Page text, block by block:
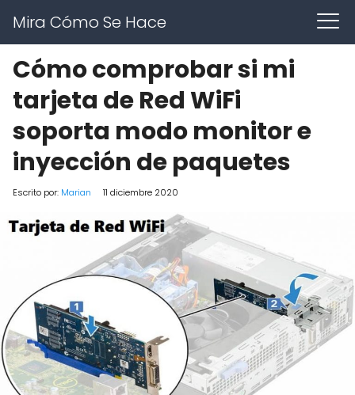
Mira Cómo Se Hace
Cómo comprobar si mi
tarjeta de Red WiFi
soporta modo monitor e
inyección de paquetes
Escrito por: Marian 11 diciembre 2020